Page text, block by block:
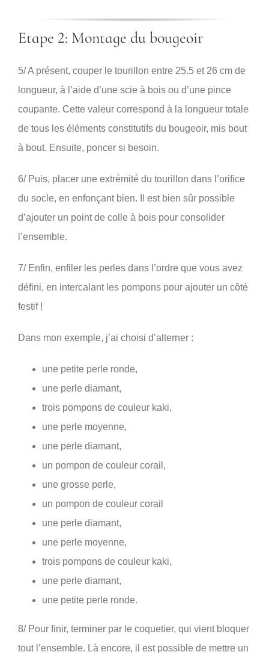
Etape 2: Montage du bougeoir
5/ A présent, couper le tourillon entre 25.5 et 26 cm de
longueur, à l’aide d’une scie à bois ou d’une pince
coupante. Cette valeur correspond à la longueur totale
de tous les éléments constitutifs du bougeoir, mis bout
à bout. Ensuite, poncer si besoin.
6/ Puis, placer une extrémité du tourillon dans l’orifice
du socle, en enfonçant bien. Il est bien sûr possible
d’ajouter un point de colle à bois pour consolider
l’ensemble.
7/ Enfin, enfiler les perles dans l’ordre que vous avez
défini, en intercalant les pompons pour ajouter un côté
festif !
Dans mon exemple, j’ai choisi d’alterner :
une petite perle ronde,
une perle diamant,
trois pompons de couleur kaki,
une perle moyenne,
une perle diamant,
un pompon de couleur corail,
une grosse perle,
un pompon de couleur corail
une perle diamant,
une perle moyenne,
trois pompons de couleur kaki,
une perle diamant,
une petite perle ronde.
8/ Pour finir, terminer par le coquetier, qui vient bloquer
tout l’ensemble. Là encore, il est possible de mettre un